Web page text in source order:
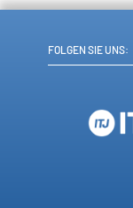
FOLGEN SIE UNS: